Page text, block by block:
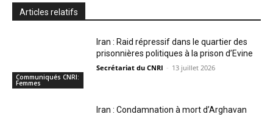
Articles relatifs
Communiqués CNRI:
Femmes
Iran : Raid répressif dans le quartier des
prisonnières politiques à la prison d’Evine
Secrétariat du CNRI - 13 juillet 2026
Iran : Condamnation à mort d’Arghavan